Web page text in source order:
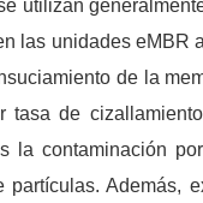
utilizan
las unidades eMBR
de la
tasa de
la contaminación
partículas. Además,